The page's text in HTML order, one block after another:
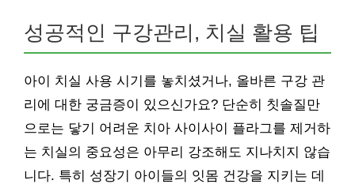
성공적인 구강관리, 치실 활용 팁
아이 치실 사용 시기를 놓치셨거나, 올바른 구강 관
리에 대한 궁금증이 있으신가요? 단순히 칫솔질만
으로는 닿기 어려운 치아 사이사이 플라그를 제거하
는 치실의 중요성은 아무리 강조해도 지나치지 않습
니다. 특히 성장기 아이들의 잇몸 건강을 지키는 데